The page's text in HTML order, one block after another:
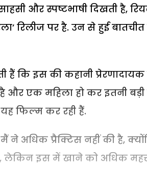
और स्पष्टभाषी दिखती है,
रिलीज पर है. उन से हुई
हैं कि इस की कहानी
एक महिला हो कर इतनी बड़ी
फिल्म कर रही हैं.
ने अधिक प्रैक्टिस नहीं की है,
लेकिन इस में खाने को अधिक